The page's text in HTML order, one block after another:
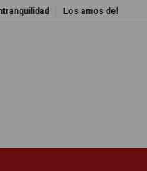
Los amos del mundo